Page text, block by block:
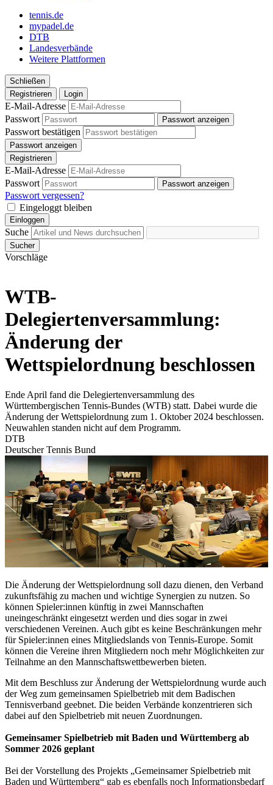
tennis.de
mypadel.de
DTB
Landesverbände
Weitere Plattformen
Schließen
Registrieren
Login
E-Mail-Adresse
Passwort
Passwort anzeigen
Passwort bestätigen
Passwort anzeigen
Registrieren
E-Mail-Adresse
Passwort
Passwort anzeigen
Passwort vergessen?
Eingeloggt bleiben
Einloggen
Suche
Sucher
Vorschläge
WTB-
Delegiertenversammlung:
Änderung der
Wettspielordnung beschlossen
Ende April fand die Delegiertenversammlung des
Württembergischen Tennis-Bundes (WTB) statt. Dabei wurde die
Änderung der Wettspielordnung zum 1. Oktober 2024 beschlossen.
Neuwahlen standen nicht auf dem Programm.
DTB
Deutscher Tennis Bund
Die Änderung der Wettspielordnung soll dazu dienen, den Verband
zukunftsfähig zu machen und wichtige Synergien zu nutzen. So
können Spieler:innen künftig in zwei Mannschaften
uneingeschränkt eingesetzt werden und dies sogar in zwei
verschiedenen Vereinen. Auch gibt es keine Beschränkungen mehr
für Spieler:innen eines Mitgliedslands von Tennis-Europe. Somit
können die Vereine ihren Mitgliedern noch mehr Möglichkeiten zur
Teilnahme an den Mannschaftswettbewerben bieten.
Mit dem Beschluss zur Änderung der Wettspielordnung wurde auch
der Weg zum gemeinsamen Spielbetrieb mit dem Badischen
Tennisverband geebnet. Die beiden Verbände konzentrieren sich
dabei auf den Spielbetrieb mit neuen Zuordnungen.
Gemeinsamer Spielbetrieb mit Baden und Württemberg ab
Sommer 2026 geplant
Bei der Vorstellung des Projekts „Gemeinsamer Spielbetrieb mit
Baden und Württemberg“ gab es ebenfalls noch Informationsbedarf